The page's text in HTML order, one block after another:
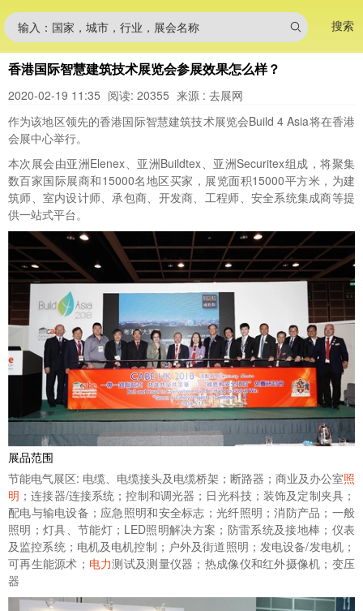
输入：国家，城市，行业，展会名称 搜索
香港国际智慧建筑技术展览会参展效果怎么样？
2020-02-19 11:35 阅读: 20355 来源 : 去展网
作为该地区领先的香港国际智慧建筑技术展览会Build 4 Asia将在香港
会展中心举行。
本次展会由亚洲Elenex、亚洲Buildtex、亚洲Securitex组成，将聚集
数百家国际展商和15000名地区买家，展览面积15000平方米，为建
筑师、室内设计师、承包商、开发商、工程师、安全系统集成商等提
供一站式平台。
展品范围
节能电气展区: 电缆、电缆接头及电缆桥架；断路器；商业及办公室照
明 ；连接器/连接系统；控制和调光器；日光科技；装饰及定制夹具；
配电与输电设备；应急照明和安全标志；光纤照明；消防产品；一般
照明；灯具、节能灯；LED照明解决方案；防雷系统及接地棒；仪表
及监控系统；电机及电机控制；户外及街道照明；发电设备/发电机；
可再生能源术； 电力测试及测量仪器；热成像仪和红外摄像机；变压
器